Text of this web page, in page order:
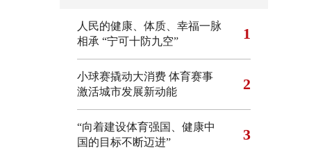
人民的健康、体质、幸福一脉
相承 “宁可十防九空” 1
小球赛撬动大消费 体育赛事
激活城市发展新动能
2
“向着建设体育强国、健康中
国的目标不断迈进”
3